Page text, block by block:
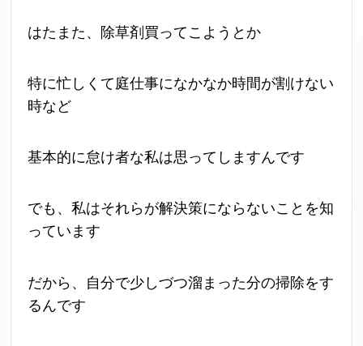
はたまた、除草剤買ってこようとか
特に忙しくて庭仕事になかなか時間が割けない
時など
基本的に怠け者な私は思ってしますんです
でも、私はそれらが解決策にならないことを知
っています
だから、自分で少しづつ溜まった分の掃除をす
るんです